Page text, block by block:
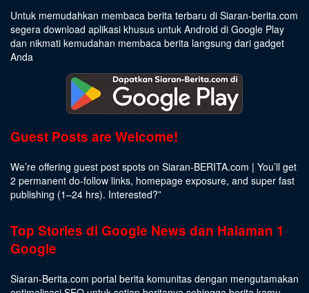
Untuk memudahkan membaca berita terbaru di Siaran-berita.com
segera download aplikasi khusus untuk Android di Google Play
dan nikmati kemudahan membaca berita langsung dari gadget
Anda
Guest Posts are Welcome!
We’re offering guest post spots on Siaran-BERITA.com | You’ll get
2 permanent do-follow links, homepage exposure, and super fast
publishing (1–24 hrs). Interested?”
Top Stories di Google News dan Halaman 1
Google
Siaran-Berita.com portal berita komunitas dengan mengutamakan